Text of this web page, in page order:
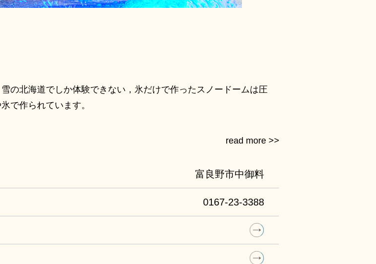
の北海道でしか体験できない，氷だけで作ったスノードームは圧
で作られています。
富良野市中御料
0167-23-3388